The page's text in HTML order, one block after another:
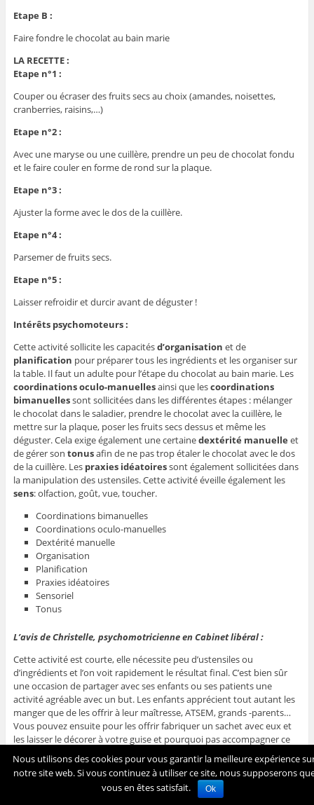
Etape B :
Faire fondre le chocolat au bain marie
LA RECETTE :
Etape n°1 :
Couper ou écraser des fruits secs au choix (amandes, noisettes,
cranberries, raisins,…)
Etape n°2 :
Avec une maryse ou une cuillère, prendre un peu de chocolat fondu
et le faire couler en forme de rond sur la plaque.
Etape n°3 :
Ajuster la forme avec le dos de la cuillère.
Etape n°4 :
Parsemer de fruits secs.
Etape n°5 :
Laisser refroidir et durcir avant de déguster !
Intérêts psychomoteurs :
Cette activité sollicite les capacitésd’organisation et de
planification pour préparer tous les ingrédients et les organiser sur
la table. Il faut un adulte pour l’étape du chocolat au bain marie. Les
coordinations oculo-manuellesainsi que lescoordinations
bimanuellessont sollicitées dans les différentes étapes : mélanger
le chocolat dans le saladier, prendre le chocolat avec la cuillère, le
mettre sur la plaque, poser les fruits secs dessus et même les
déguster. Cela exige également une certainedextérité manuelle et
de gérer son tonusafin de ne pas trop étaler le chocolat avec le dos
de la cuillère. Les praxies idéatoiressont également sollicitées dans
la manipulation des ustensiles. Cette activité éveille également les
sens: olfaction, goût, vue, toucher.
Coordinations bimanuelles
Coordinations oculo-manuelles
Dextérité manuelle
Organisation
Planification
Praxies idéatoires
Sensoriel
Tonus
L’avis de Christelle, psychomotricienne en Cabinet libéral :
Cette activité est courte, elle nécessite peu d’ustensiles ou
d’ingrédients et l’on voit rapidement le résultat final.C’est bien sûr
une occasion de partager avec ses enfants ou ses patients une
activité agréable avec un but. Les enfants apprécient tout autant les
manger que de les offrir à leur maîtresse, ATSEM, grands -parents…
Vous pouvez ensuite pour les offrir fabriquer un sachet avec eux et
les laisser le décorer à votre guise et pourquoi pas accompagner ce
cadeau d’une carte de voeux qu’ils auront eux-même fabriqué.
Nous utilisons des cookies pour vous garantir la meilleure expérience
notre site web. Si vous continuez à utiliser ce site, nous supposerons
vous en êtes satisfait.
Ok